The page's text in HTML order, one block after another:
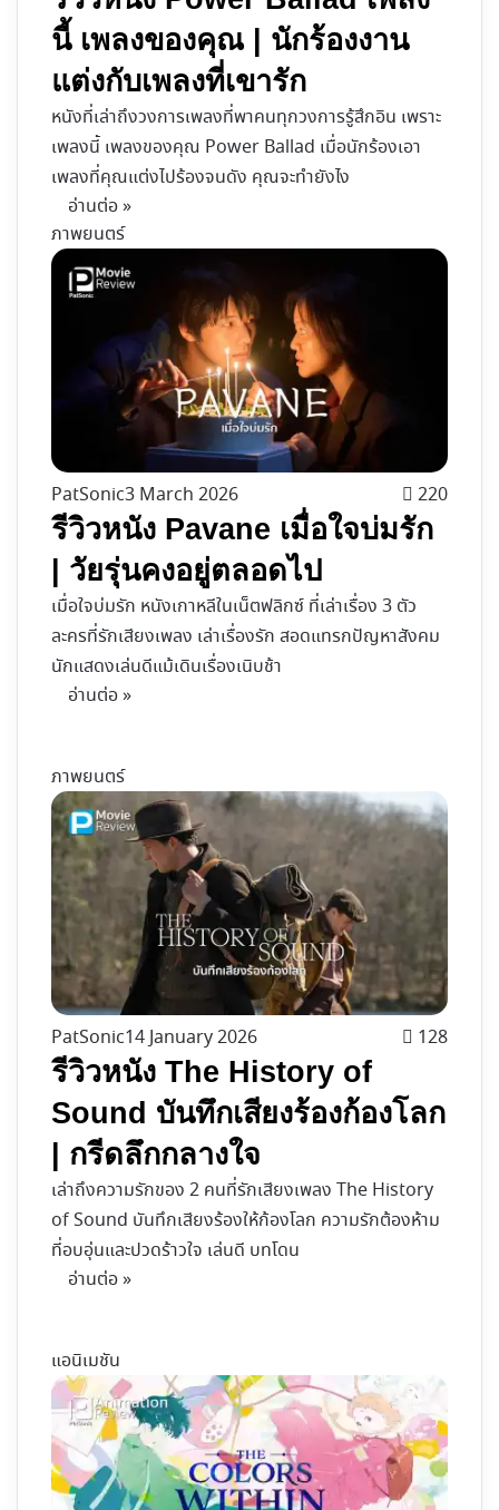
นี้ เพลงของคุณ | นักร้องงาน
แต่งกับเพลงที่เขารัก
หนังที่เล่าถึงวงการเพลงที่พาคนทุกวงการรู้สึกอิน เพราะ
เพลงนี้ เพลงของคุณ Power Ballad เมื่อนักร้องเอา
เพลงที่คุณแต่งไปร้องจนดัง คุณจะทำยังไง
อ่านต่อ »
ภาพยนตร์
PatSonic3 March 2026 220
รีวิวหนัง Pavane เมื่อใจบ่มรัก
| วัยรุ่นคงอยู่ตลอดไป
เมื่อใจบ่มรัก หนังเกาหลีในเน็ตฟลิกซ์ ที่เล่าเรื่อง 3 ตัว
ละครที่รักเสียงเพลง เล่าเรื่องรัก สอดแทรกปัญหาสังคม
นักแสดงเล่นดีแม้เดินเรื่องเนิบช้า
อ่านต่อ »
ภาพยนตร์
PatSonic14 January 2026 128
รีวิวหนัง The History of
Sound บันทึกเสียงร้องก้องโลก
| กรีดลึกกลางใจ
เล่าถึงความรักของ 2 คนที่รักเสียงเพลง The History
of Sound บันทึกเสียงร้องให้ก้องโลก ความรักต้องห้าม
ที่อบอุ่นและปวดร้าวใจ เล่นดี บทโดน
อ่านต่อ »
แอนิเมชัน